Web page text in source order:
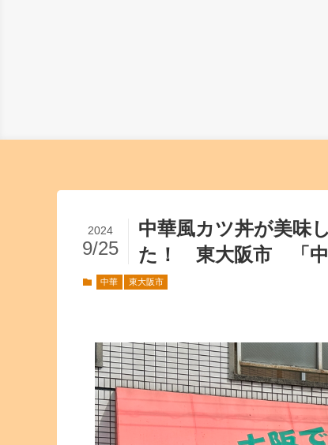
中華風カツ丼が美味
た！ 東大阪市 「中
2024
9/25
中華 東大阪市